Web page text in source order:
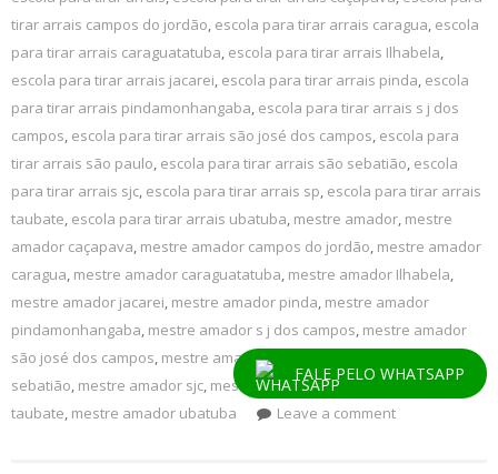
FALE PELO WHATSAPP
tirar arrais campos do jordão, escola para tirar arrais caragua, escola
para tirar arrais caraguatatuba, escola para tirar arrais Ilhabela,
escola para tirar arrais jacarei, escola para tirar arrais pinda, escola
para tirar arrais pindamonhangaba, escola para tirar arrais s j dos
campos, escola para tirar arrais são josé dos campos, escola para
tirar arrais são paulo, escola para tirar arrais são sebatião, escola
para tirar arrais sjc, escola para tirar arrais sp, escola para tirar arrais
taubate, escola para tirar arrais ubatuba, mestre amador, mestre
amador caçapava, mestre amador campos do jordão, mestre amador
caragua, mestre amador caraguatatuba, mestre amador Ilhabela,
mestre amador jacarei, mestre amador pinda, mestre amador
pindamonhangaba, mestre amador s j dos campos, mestre amador
são josé dos campos, mestre amador são paulo
mestre amador são
sebatião, mestre amador sjc, mestre amador sp, mestre amador
taubate, mestre amador ubatuba Leave a comment